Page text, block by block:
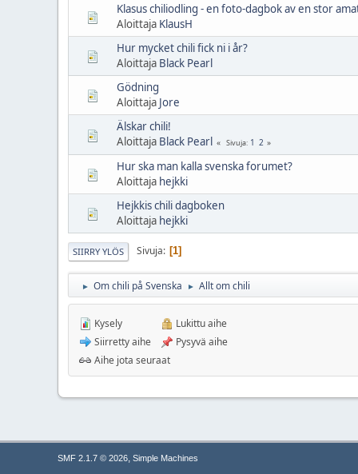
Klasus chiliodling - en foto-dagbok av en stor
Aloittaja KlausH
Hur mycket chili fick ni i år?
Aloittaja Black Pearl
Gödning
Aloittaja Jore
Älskar chili!
Aloittaja Black Pearl Sivuja 1 2
Hur ska man kalla svenska forumet?
Aloittaja hejkki
Hejkkis chili dagboken
Aloittaja hejkki
SIIRRY YLÖS Sivuja 1
► Om chili på Svenska ► Allt om chili
Kysely
Siirretty aihe
Lukittu aihe
Pysyvä aihe
Aihe jota seuraat
SMF 2.1.7 © 2026, Simple Machines